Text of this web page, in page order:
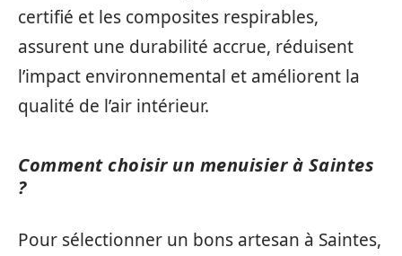
certifié et les composites respirables,
assurent une durabilité accrue, réduisent
l’impact environnemental et améliorent la
qualité de l’air intérieur.
Comment choisir un menuisier à Saintes
?
Pour sélectionner un bons artesan à Saintes,